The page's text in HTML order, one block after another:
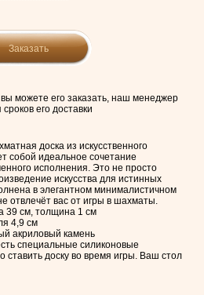
Заказать
можете его заказать, наш менеджер
его доставки
доска из искусственного
собой идеальное сочетание
исполнения. Это не просто
искусства для истинных
в элегантном минималистичном
отвлечёт вас от игры в шахматы.
39 см, толщина 1 см
4,9 см
акриловый камень
специальные силиконовые
ставить доску во время игры. Ваш стол